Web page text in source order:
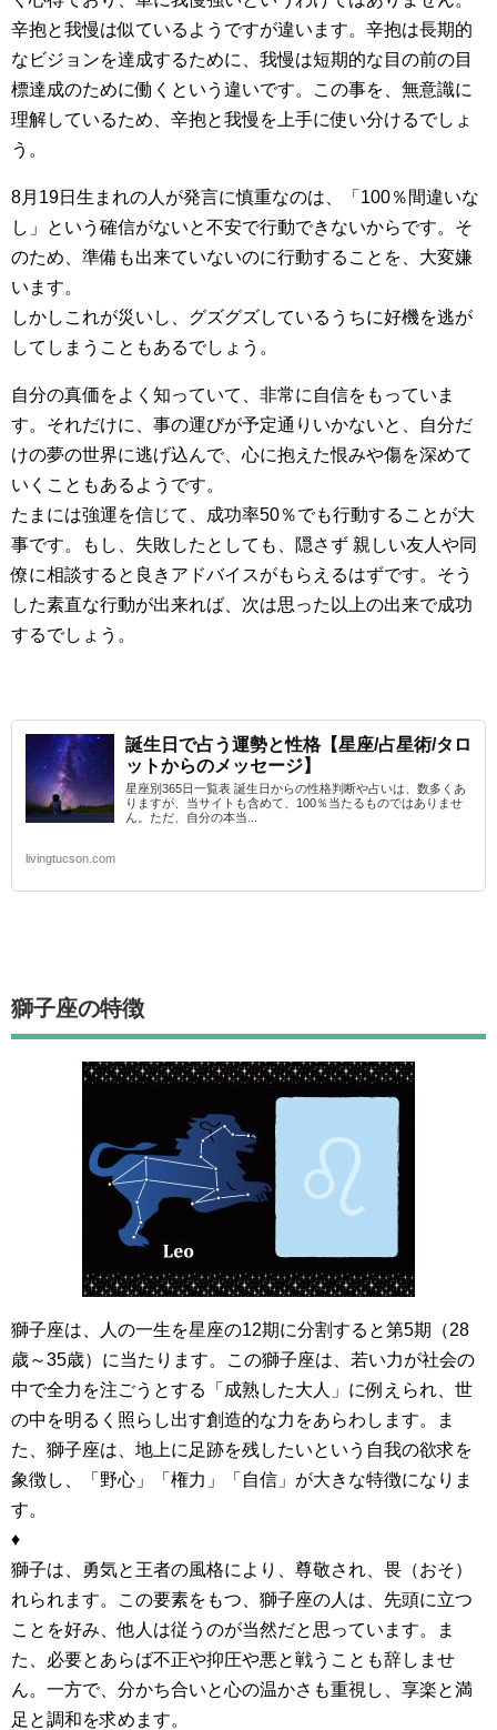
辛抱と我慢は似ているようですが違います。辛抱は長期的
なビジョンを達成するために、我慢は短期的な目の前の目
標達成のために働くという違いです。この事を、無意識に
理解しているため、辛抱と我慢を上手に使い分けるでしょ
う。
8月19日生まれの人が発言に慎重なのは、「100％間違いな
し」という確信がないと不安で行動できないからです。そ
のため、準備も出来ていないのに行動することを、大変嫌
います。
しかしこれが災いし、グズグズしているうちに好機を逃が
してしまうこともあるでしょう。
自分の真価をよく知っていて、非常に自信をもっていま
す。それだけに、事の運びが予定通りいかないと、自分だ
けの夢の世界に逃げ込んで、心に抱えた恨みや傷を深めて
いくこともあるようです。
たまには強運を信じて、成功率50％でも行動することが大
事です。もし、失敗したとしても、隠さず 親しい友人や同
僚に相談すると良きアドバイスがもらえるはずです。そう
した素直な行動が出来れば、次は思った以上の出来で成功
するでしょう。
誕生日で占う運勢と性格【星座/占星術/タロ
ットからのメッセージ】
星座別365日一覧表 誕生日からの性格判断や占いは、数多くあ
りますが、当サイトも含めて、100％当たるものではありませ
ん。ただ、自分の本当...
livingtucson.com
獅子座の特徴
獅子座は、人の一生を星座の12期に分割すると第5期（28
歳～35歳）に当たります。この獅子座は、若い力が社会の
中で全力を注ごうとする「成熟した大人」に例えられ、世
の中を明るく照らし出す創造的な力をあらわします。ま
た、獅子座は、地上に足跡を残したいという自我の欲求を
象徴し、「野心」「権力」「自信」が大きな特徴になりま
す。
♦
獅子は、勇気と王者の風格により、尊敬され、畏（おそ）
れられます。この要素をもつ、獅子座の人は、先頭に立つ
ことを好み、他人は従うのが当然だと思っています。ま
た、必要とあらば不正や抑圧や悪と戦うことも辞しませ
ん。一方で、分かち合いと心の温かさも重視し、享楽と満
足と調和を求めます。